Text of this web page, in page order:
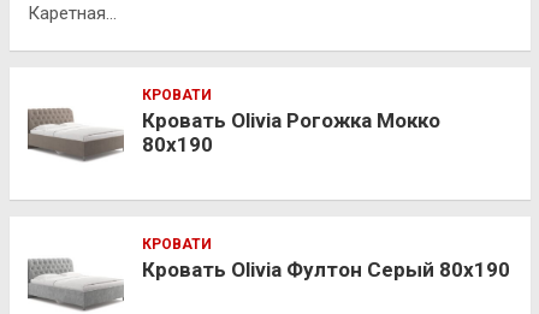
Каретная…
КРОВАТИ
Кровать Olivia Рогожка Мокко
80х190
КРОВАТИ
Кровать Olivia Фултон Серый 80х190